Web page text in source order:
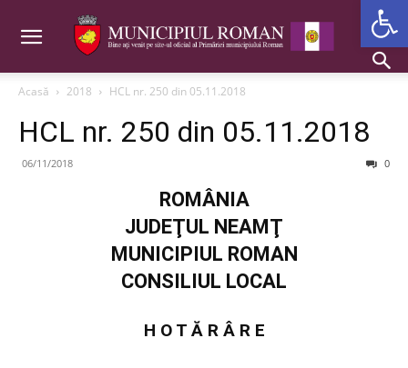
Acasă 2018 HCL nr. 250 din 05.11.2018
HCL nr. 250 din 05.11.2018
06/11/2018 0
ROMÂNIA
JUDEŢUL NEAMŢ
MUNICIPIUL ROMAN
CONSILIUL LOCAL
H O T Ă R Â R E